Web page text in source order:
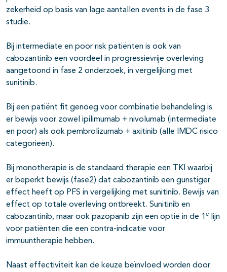
zekerheid op basis van lage aantallen events in de fase 3
studie.
Bij intermediate en poor risk patiënten is ook van
cabozantinib een voordeel in progressievrije overleving
aangetoond in fase 2 onderzoek, in vergelijking met
sunitinib.
Bij een patiënt fit genoeg voor combinatie behandeling is
er bewijs voor zowel ipilimumab + nivolumab (intermediate
en poor) als ook pembrolizumab + axitinib (alle IMDC risico
categorieën).
Bij monotherapie is de standaard therapie een TKI waarbij
er beperkt bewijs (fase2) dat cabozantinib een gunstiger
effect heeft op PFS in vergelijking met sunitinib. Bewijs van
effect op totale overleving ontbreekt. Sunitinib en
cabozantinib, maar ook pazopanib zijn een optie in de 1 e
lijn
voor patiënten die een contra-indicatie voor
immuuntherapie hebben.
Naast effectiviteit kan de keuze beïnvloed worden door